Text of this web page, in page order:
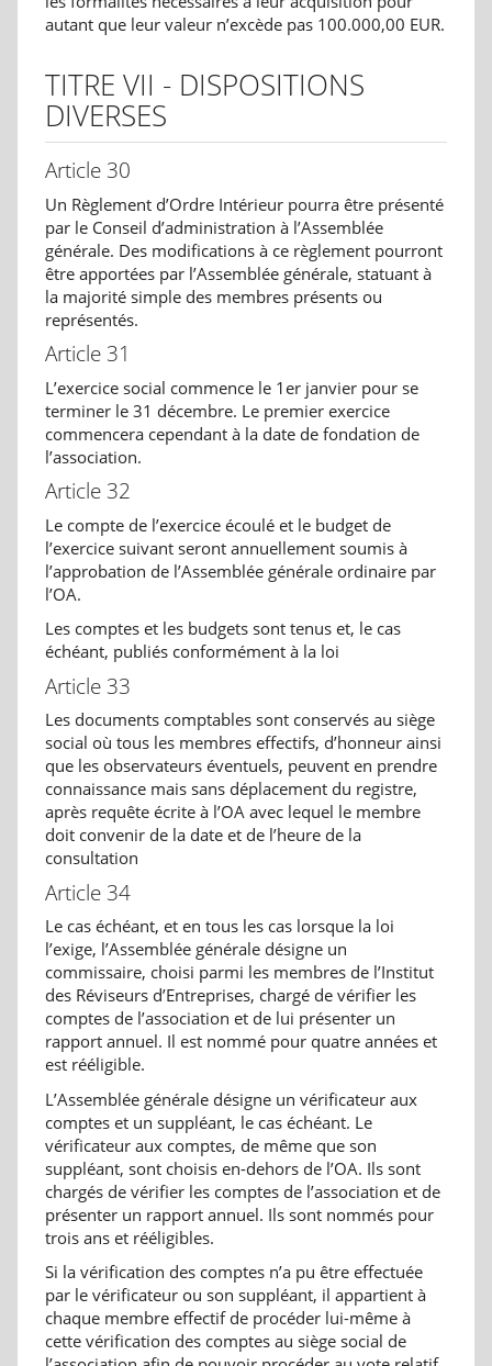
autant que leur valeur n’excède pas 100.000,00 EUR.
TITRE VII - DISPOSITIONS
DIVERSES
Article 30
Un Règlement d’Ordre Intérieur pourra être présenté
par le Conseil d’administration à l’Assemblée
générale. Des modifications à ce règlement pourront
être apportées par l’Assemblée générale, statuant à
la majorité simple des membres présents ou
représentés.
Article 31
L’exercice social commence le 1er janvier pour se
terminer le 31 décembre. Le premier exercice
commencera cependant à la date de fondation de
l’association.
Article 32
Le compte de l’exercice écoulé et le budget de
l’exercice suivant seront annuellement soumis à
l’approbation de l’Assemblée générale ordinaire par
l’OA.
Les comptes et les budgets sont tenus et, le cas
échéant, publiés conformément à la loi
Article 33
Les documents comptables sont conservés au siège
social où tous les membres effectifs, d’honneur ainsi
que les observateurs éventuels, peuvent en prendre
connaissance mais sans déplacement du registre,
après requête écrite à l’OA avec lequel le membre
doit convenir de la date et de l’heure de la
consultation
Article 34
Le cas échéant, et en tous les cas lorsque la loi
l’exige, l’Assemblée générale désigne un
commissaire, choisi parmi les membres de l’Institut
des Réviseurs d’Entreprises, chargé de vérifier les
comptes de l’association et de lui présenter un
rapport annuel. Il est nommé pour quatre années et
est rééligible.
L’Assemblée générale désigne un vérificateur aux
comptes et un suppléant, le cas échéant. Le
vérificateur aux comptes, de même que son
suppléant, sont choisis en-dehors de l’OA. Ils sont
chargés de vérifier les comptes de l’association et de
présenter un rapport annuel. Ils sont nommés pour
trois ans et rééligibles.
Si la vérification des comptes n’a pu être effectuée
par le vérificateur ou son suppléant, il appartient à
chaque membre effectif de procéder lui-même à
cette vérification des comptes au siège social de